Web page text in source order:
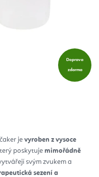
je vyroben z vysoce
poskytuje mimořádně
svým zvukem a
sezení a
Doprava
zdarma